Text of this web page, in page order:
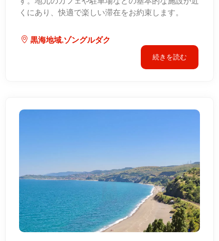
くにあり、快適で楽しい滞在をお約束します。
黒海地域,ゾングルダク
続きを読む